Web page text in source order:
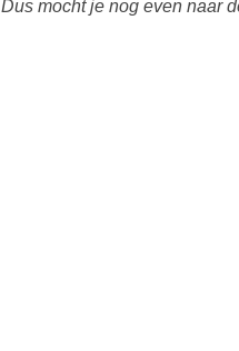
Dus mocht je nog even naar